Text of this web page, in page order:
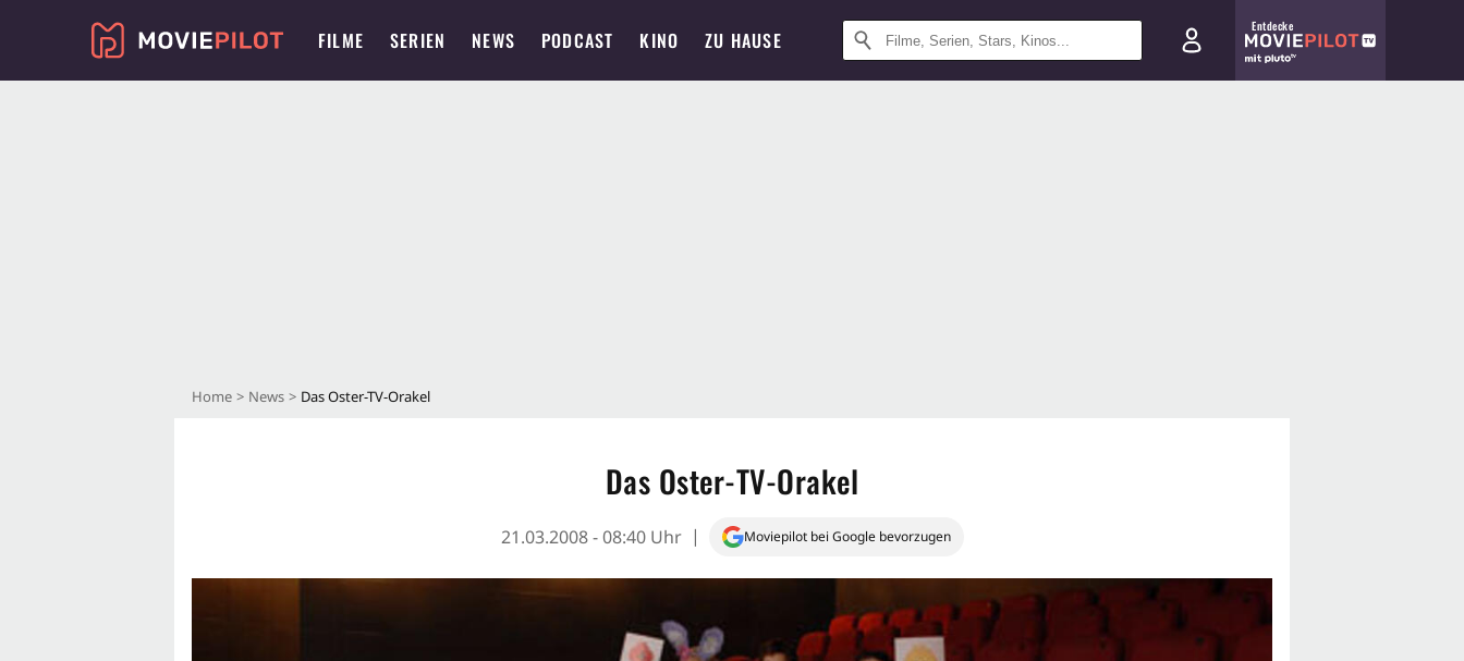
FILME SERIEN NEWS PODCAST KINO ZU HAUSE
Entdecke
Home News Das Oster-TV-Orakel
Das Oster-TV-Orakel
21.03.2008 - 08:40 Uhr Moviepilot bei Google bevorzugen